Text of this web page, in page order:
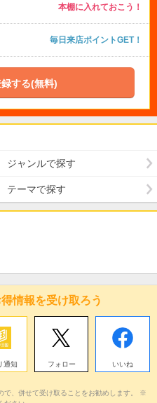
本棚に入れておこう！
毎日来店ポイントGET！
する(無料)
ジャンルで探す
テーマで探す
情報を受け取ろう
通知 フォロー いいね
で、併せて受け取ることをお勧めします。 ※